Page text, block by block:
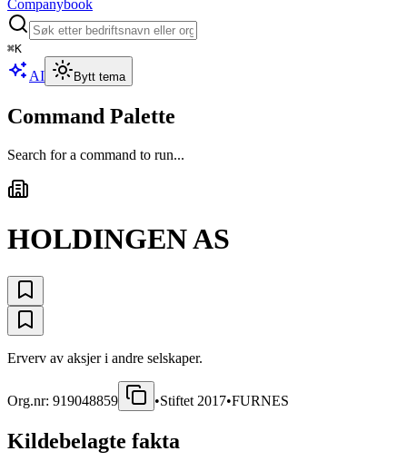
Companybook
⌘K
AI Bytt tema
Command Palette
Search for a command to run...
HOLDINGEN AS
Erverv av aksjer i andre selskaper.
Org.nr: 919048859 •Stiftet 2017•FURNES
Kildebelagte fakta